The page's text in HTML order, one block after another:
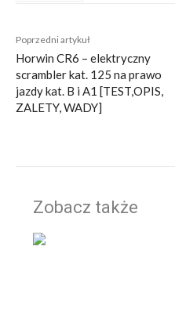
Poprzedni artykuł
Horwin CR6 – elektryczny
scrambler kat. 125 na prawo
jazdy kat. B i A1 [TEST,OPIS,
ZALETY, WADY]
Zobacz także